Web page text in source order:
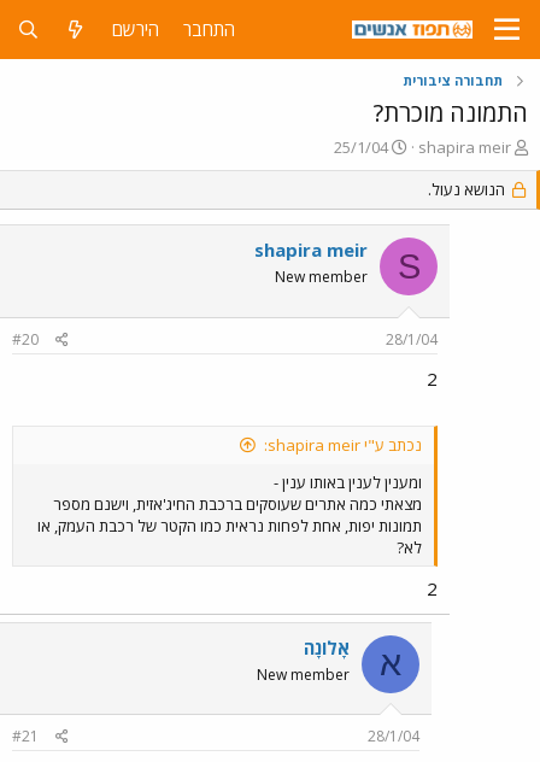
התחבר הירשם
תחבורה ציבורית
התמונה מוכרת?
פ
ו
ת
ח
shapira meir
פ
ו
ס
ב
ת
ר
י
25/1/04
הנושא נעול.
S
shapira meir
New member
28/1/04
#20
2
נכתב ע"י shapira meir:
ומענין לענין באותו ענין -
מצאתי כמה אתרים שעוסקים ברכבת החיג'אזית, וישנם מספר
תמונות יפות, אחת לפחות נראית כמו הקטר של רכבת העמק, או
לא?
2
א אָלוֹנָה
New member
28/1/04
#21